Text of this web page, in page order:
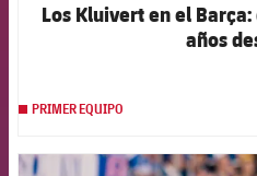
Los Kluivert en el
años
PRIMER EQUIPO